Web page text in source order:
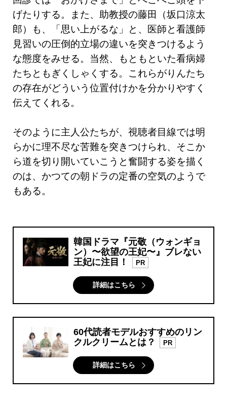
げたりする。また、助教授の藤田（坂口涼太
郎）も、「思い上がるな」と、医師と看護師
見習いの圧倒的立場の違いを突きつけるよう
な態度をみせる。当然、もともといた看病婦
たちともぎくしゃくする。これらがりんたち
の存在がどういう位置付けかを分かりやすく
伝えてくれる。
そのように主人公たちが、視聴者目線では明
らかに理不尽な苦難を突きつけられ、そこか
ら道を切り開いていこうと奮闘する姿を描く
のは、かつての朝ドラの定番の空気のようで
もある。
韓国ドラマ『元敬（ウォンギョ
ン）〜欲望の王妃〜』ブレない
王妃に注目！
PR
詳細はこちら
60代読者モデルおすすめのリン
クルクリームとは？
PR
詳細はこちら